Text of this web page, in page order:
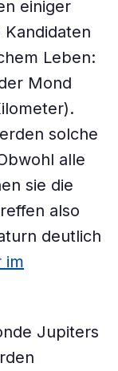
einiger
Leben:
Mond
solche
alle
sie die
also
deutlich
im
Jupiters